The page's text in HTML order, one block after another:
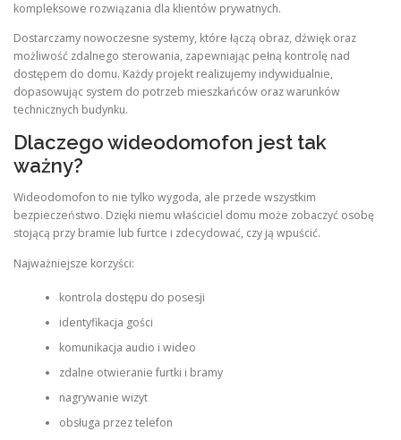
kompleksowe rozwiązania dla klientów prywatnych.
Dostarczamy nowoczesne systemy, które łączą obraz, dźwięk oraz
możliwość zdalnego sterowania, zapewniając pełną kontrolę nad
dostępem do domu. Każdy projekt realizujemy indywidualnie,
dopasowując system do potrzeb mieszkańców oraz warunków
technicznych budynku.
Dlaczego wideodomofon jest tak
ważny?
Wideodomofon to nie tylko wygoda, ale przede wszystkim
bezpieczeństwo. Dzięki niemu właściciel domu może zobaczyć osobę
stojącą przy bramie lub furtce i zdecydować, czy ją wpuścić.
Najważniejsze korzyści:
kontrola dostępu do posesji
identyfikacja gości
komunikacja audio i wideo
zdalne otwieranie furtki i bramy
nagrywanie wizyt
obsługa przez telefon